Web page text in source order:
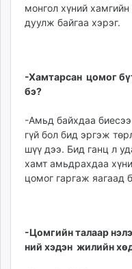
times.mn
tvmongolia.mn
assa.mn
toim.mn
paparazzi.mn
unread.today
монгол хүний
дуулж байгаа хэрэг.
-Хамтарсан цомог
бэ?
-Амьд байхдаа
гүй бол бид эргэж
шүү дээ. Бид ганц л
хамт амьдрахдаа
цомог гаргаж яагаад
-Цомгийн талаар
ний хэдэн жилийн